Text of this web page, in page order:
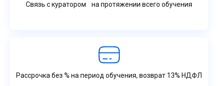
Связь с куратором на протяжении всего обучения
Рассрочка без % на период обучения, возврат 13% НДФЛ